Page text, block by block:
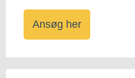
Ansøg her